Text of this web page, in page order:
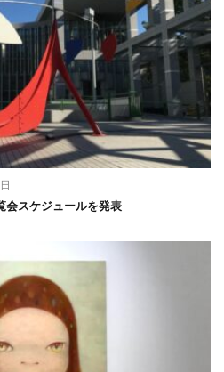
会スケジュールを発表